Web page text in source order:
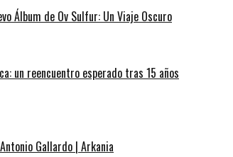
Álbum de Ov Sulfur: Un Viaje Oscuro
un reencuentro esperado tras 15 años
Gallardo | Arkania